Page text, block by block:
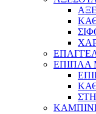
ΕΠΙΠΛΑ